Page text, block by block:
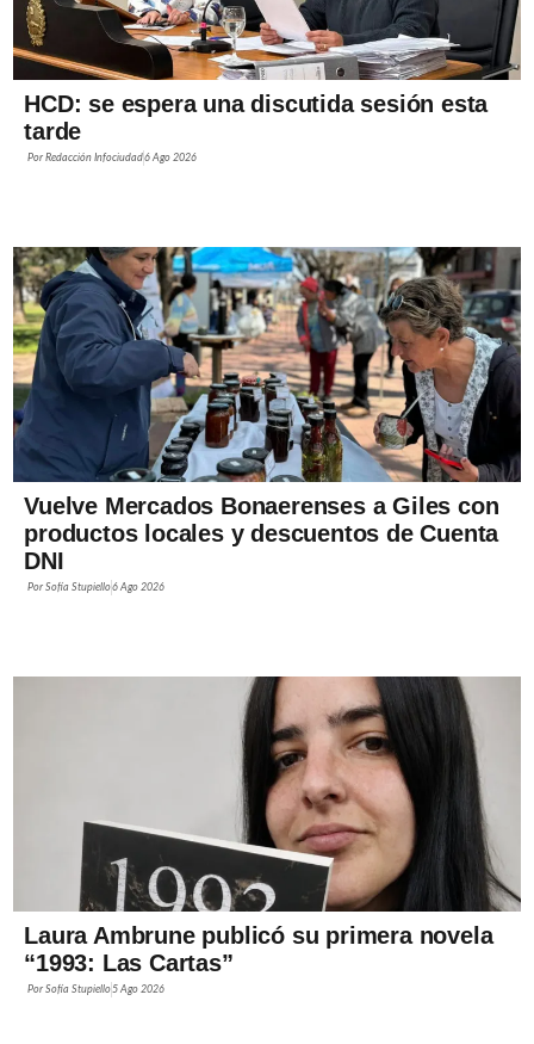
HCD: se espera una discutida sesión esta
tarde
PorRedacción Infociudad6 Ago 2026
Vuelve Mercados Bonaerenses a Giles con
productos locales y descuentos de Cuenta
DNI
PorSofía Stupiello6 Ago 2026
Laura Ambrune publicó su primera novela
“1993: Las Cartas”
PorSofía Stupiello 5 Ago 2026